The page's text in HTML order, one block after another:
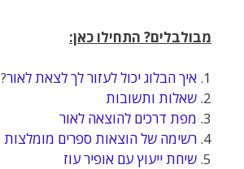
מבולבלים? התחילו כאן:
1. איך הבלוג יכול לעזור לך לצאת לאור?
2. שאלות ותשובות
3. מפת דרכים להוצאה לאור
4. רשימה של הוצאות ספרים מומלצות
5. שיחת ייעוץ עם אופיר עוז